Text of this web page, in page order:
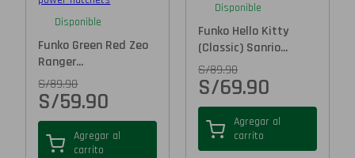
Disponible
Funko Green Red Zeo
Ranger...
S/89.90
S/59.90
Agregar al
carrito
Disponible
Funko Hello Kitty
(Classic) Sanrio...
S/89.90
S/69.90
Agregar al
carrito